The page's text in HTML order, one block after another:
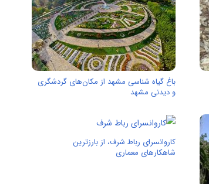
باغ گیاه شناسی مشهد از مکان‌های گردشگری
و دیدنی مشهد
کاروانسرای رباط شرف، از بارزترین
شاهكارهای معماری